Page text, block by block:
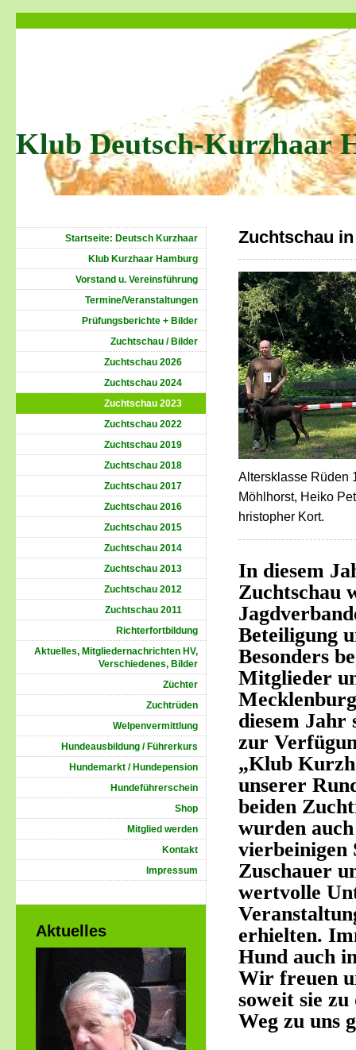
Klub Deutsch-Kurzhaar
Zuchtschau
Altersklasse Rüden
Möhlhorst, Heiko
hristopher Kort.
In diesem
Zuchtschau
Beteiligung
Besonders
Mitglieder
diesem Jahr
zur
„Klub
unserer
beiden
wurden
vierbeinigen
Zuschauer
wertvolle
erhielten.
Hund auch
Wir freuen
soweit sie
Weg zu uns
Startseite: Deutsch Kurzhaar
Klub Kurzhaar Hamburg
Vorstand u. Vereinsführung
Termine/Veranstaltungen
Prüfungsberichte + Bilder
Zuchtschau / Bilder
Zuchtschau 2026
Zuchtschau 2024
Zuchtschau 2023
Zuchtschau 2022
Zuchtschau 2019
Zuchtschau 2018
Zuchtschau 2017
Zuchtschau 2016
Zuchtschau 2015
Zuchtschau 2014
Zuchtschau 2013
Zuchtschau 2012
Zuchtschau 2011
Richterfortbildung
Aktuelles, Mitgliedernachrichten HV,
Verschiedenes, Bilder
Züchter
Zuchtrüden
Welpenvermittlung
Hundeausbildung / Führerkurs
Hundemarkt / Hundepension
Hundeführerschein
Shop
Mitglied werden
Kontakt
Impressum
Aktuelles